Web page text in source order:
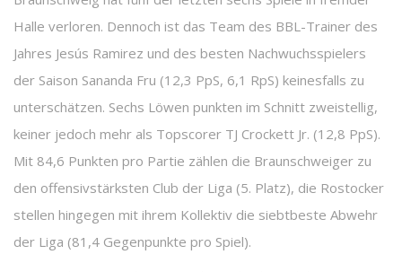
Halle verloren. Dennoch ist das Team des BBL-Trainer des
Jahres Jesús Ramirez und des besten Nachwuchsspielers
der Saison Sananda Fru (12,3 PpS, 6,1 RpS) keinesfalls zu
unterschätzen. Sechs Löwen punkten im Schnitt zweistellig,
keiner jedoch mehr als Topscorer TJ Crockett Jr. (12,8 PpS).
Mit 84,6 Punkten pro Partie zählen die Braunschweiger zu
den offensivstärksten Club der Liga (5. Platz), die Rostocker
stellen hingegen mit ihrem Kollektiv die siebtbeste Abwehr
der Liga (81,4 Gegenpunkte pro Spiel).